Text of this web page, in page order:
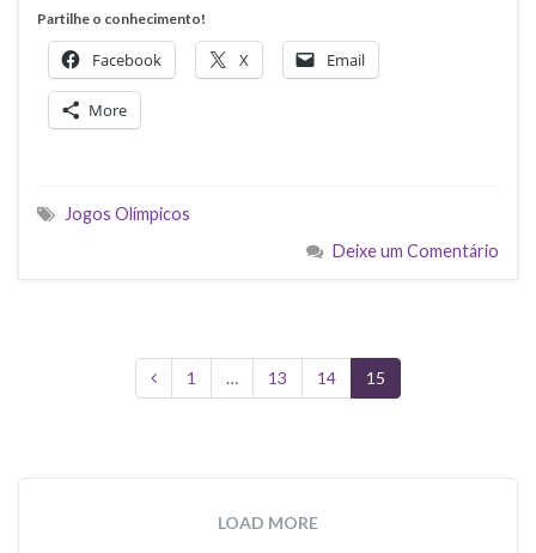
Partilhe o conhecimento!
Facebook X Email
More
Jogos Olímpicos
Deixe um Comentário
1 … 13 14 15
LOAD MORE